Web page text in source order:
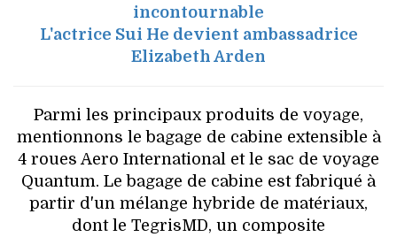
incontournable
L'actrice Sui He devient ambassadrice
Elizabeth Arden
Parmi les principaux produits de voyage,
mentionnons le bagage de cabine extensible à
4 roues Aero International et le sac de voyage
Quantum. Le bagage de cabine est fabriqué à
partir d'un mélange hybride de matériaux,
dont le TegrisMD, un composite